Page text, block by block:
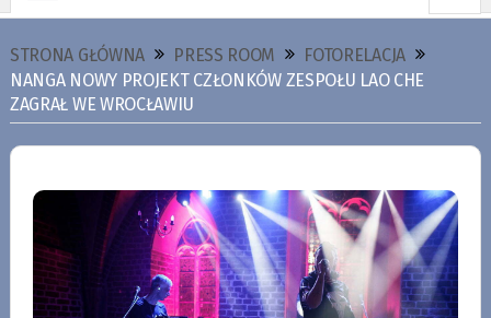
STRONA GŁÓWNA PRESS ROOM
FOTORELACJA
NANGA NOWY PROJEKT CZŁONKÓW ZESPOŁU LAO CHE
ZAGRAŁ WE WROCŁAWIU